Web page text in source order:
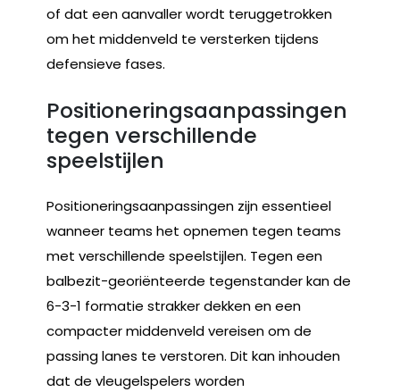
of dat een aanvaller wordt teruggetrokken
om het middenveld te versterken tijdens
defensieve fases.
Positioneringsaanpassingen
tegen verschillende
speelstijlen
Positioneringsaanpassingen zijn essentieel
wanneer teams het opnemen tegen teams
met verschillende speelstijlen. Tegen een
balbezit-georiënteerde tegenstander kan de
6-3-1 formatie strakker dekken en een
compacter middenveld vereisen om de
passing lanes te verstoren. Dit kan inhouden
dat de vleugelspelers worden